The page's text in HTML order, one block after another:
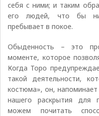
себя с ними; и таким
его людей, что бы ни
пребывает в покое.
Обыденность – это
моменте, которое
Когда Торо
такой деятельности,
костюма», он,
нашего раскрытия для
можем почитать